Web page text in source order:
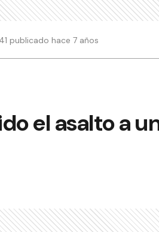
publicado hace 7 años
el asalto a